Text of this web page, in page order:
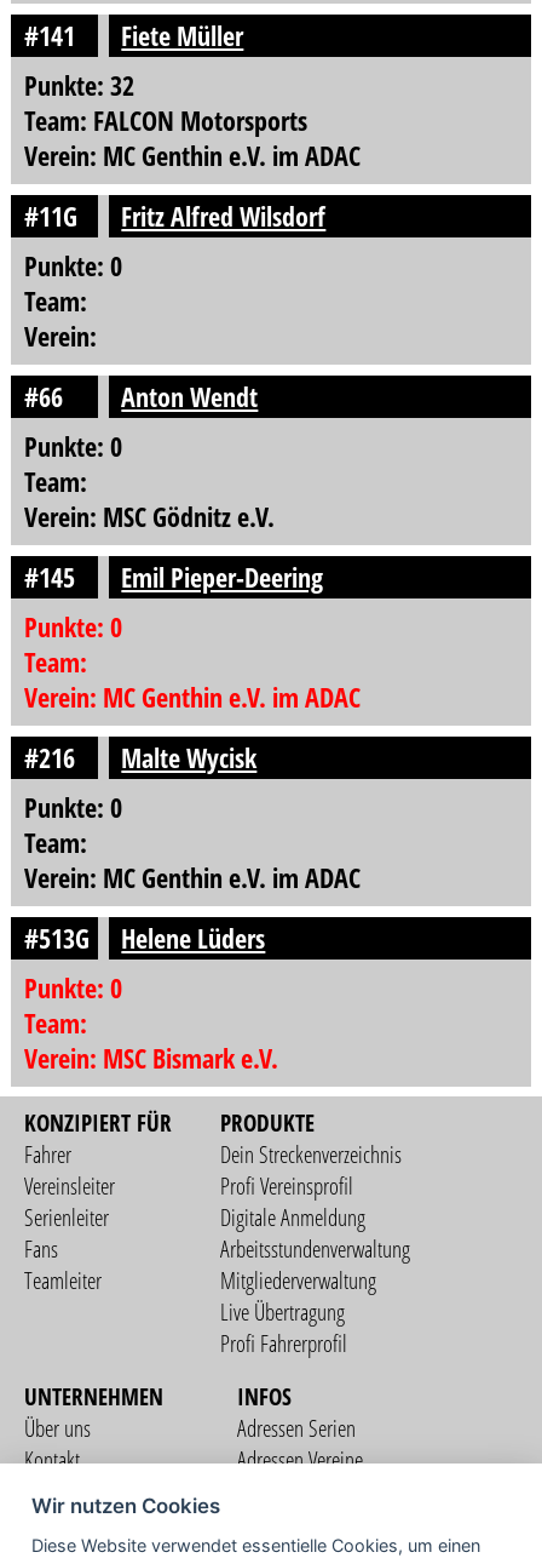
#141
Fiete Müller
Punkte: 32
Team: FALCON Motorsports
Verein: MC Genthin e.V. im ADAC
#11G
Fritz Alfred Wilsdorf
Punkte: 0
Team:
Verein:
#66
Anton Wendt
Punkte: 0
Team:
Verein: MSC Gödnitz e.V.
#145
Emil Pieper-Deering
Punkte: 0
Team:
Verein: MC Genthin e.V. im ADAC
#216
Malte Wycisk
Punkte: 0
Team:
Verein: MC Genthin e.V. im ADAC
#513G
Helene Lüders
Punkte: 0
Team:
Verein: MSC Bismark e.V.
KONZIPIERT FÜR
Fahrer
Vereinsleiter
Serienleiter
Fans
Teamleiter
PRODUKTE
Dein Streckenverzeichnis
Profi Vereinsprofil
Digitale Anmeldung
Arbeitsstundenverwaltung
Mitgliederverwaltung
Live Übertragung
Profi Fahrerprofil
UNTERNEHMEN
Über uns
Kontakt
Nutzungsbedingungen
Datenschutzerklärung
INFOS
Adressen Serien
Adressen Vereine
Wir nutzen Cookies
Diese Website verwendet essentielle Cookies, um einen